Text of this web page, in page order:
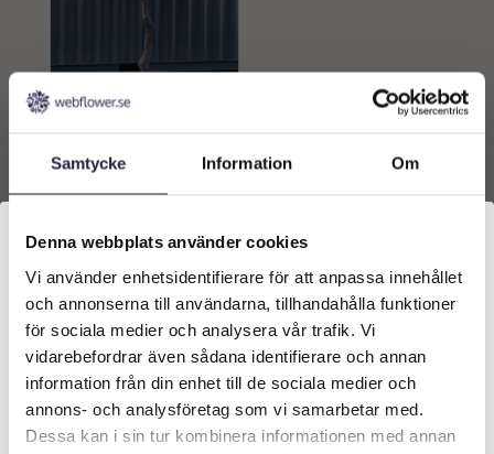
Samtycke Information Om
Denna webbplats använder cookies
Vi använder enhetsidentifierare för att anpassa innehållet
och annonserna till användarna, tillhandahålla funktioner
för sociala medier och analysera vår trafik. Vi
vidarebefordrar även sådana identifierare och annan
information från din enhet till de sociala medier och
annons- och analysföretag som vi samarbetar med.
Dessa kan i sin tur kombinera informationen med annan
Lönnträd | Höst Gult 350
20839
varukorg
KONTAKT
Välkommen till Webflower
Vilken typ av kund är du? Du kan alltid justera ditt val
längst upp på sidan.
Företagskund (exkl. moms)